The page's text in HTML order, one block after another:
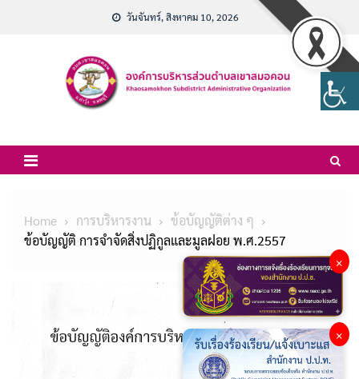
วันจันทร์, สิงหาคม 10, 2026
Home การบริหารงาน
ข้อบัญญัติต่าง ๆ
ข้อบัญญัติ การจำจัดสิ่งปฏิกูลและมูลฝอย พ.ศ.2557
×
×